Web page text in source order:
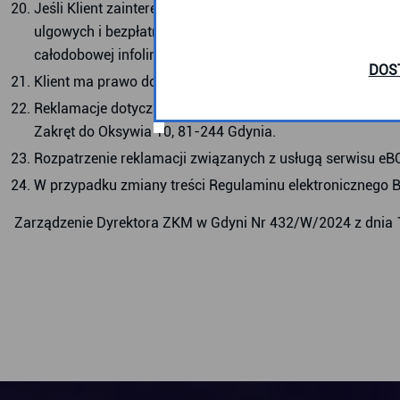
Jeśli Klient zainteresowany jest uzyskaniem szybkiej
ulgowych i bezpłatnych czy też niezwłocznego
całodobowej infolinii tel.
Klient ma prawo do składania reklamacji dotyczących
Reklamacje dotyczące serwisu eBOK ZKM w Gdyni mogą
Zakręt do Oksywia 10, 81-244 Gdynia.
Rozpatrzenie reklamacji związanych z usługą serwisu
W przypadku zmiany treści Regulaminu elektronicznego
Zarządzenie Dyrektora ZKM w Gdyni Nr 432/W/2024 z dnia